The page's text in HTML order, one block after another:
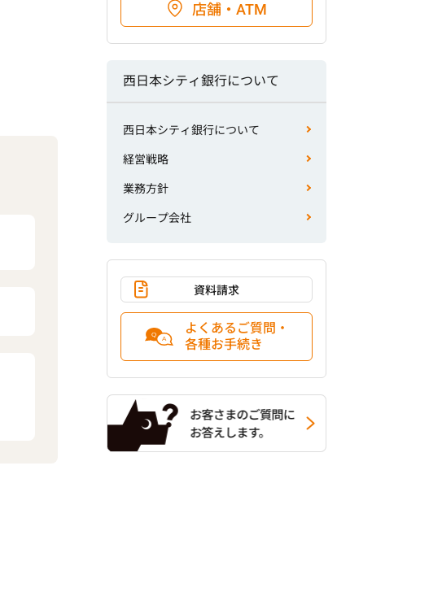
店舗・ATM
西日本シティ銀行について
西日本シティ銀行について
経営戦略
業務方針
グループ会社
資料請求
よくあるご質問・
各種お手続き